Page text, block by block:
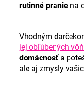
rutinné pranie na
Vhodným
jej obľúbených
domácnosť a
ale aj zmysly